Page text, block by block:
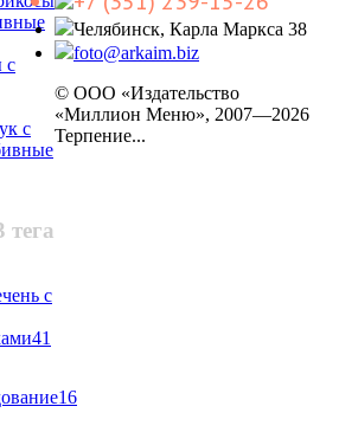
с
с
тега
с
41
16
Челябинск, Карла Маркса 38
foto@arkaim.biz
© ООО «Издательство
«Миллион Меню», 2007—2026
Терпение...